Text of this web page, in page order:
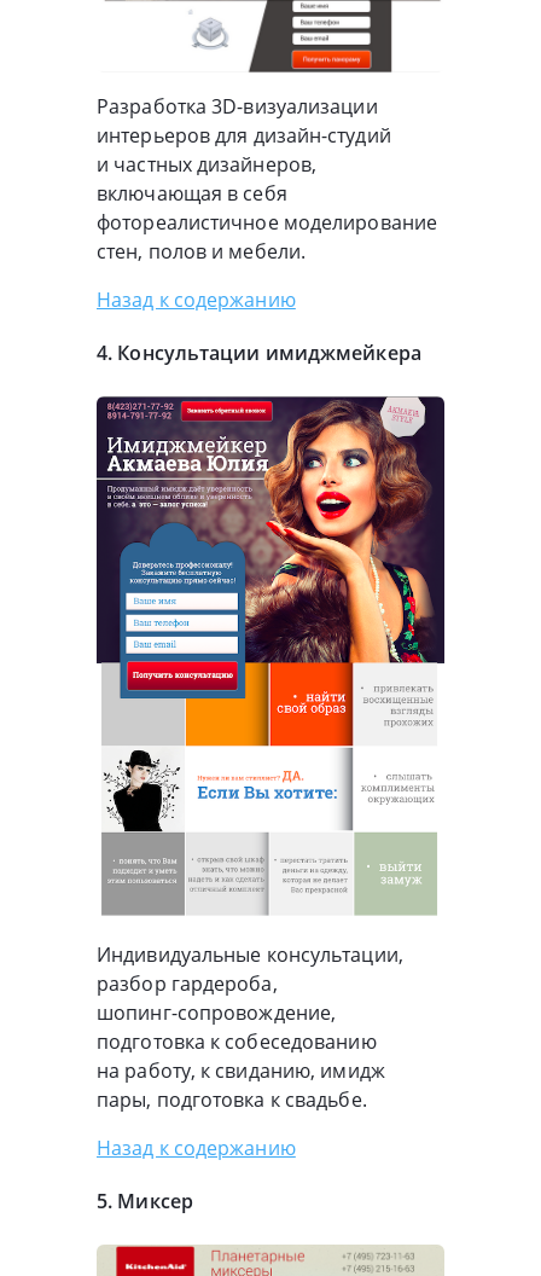
Разработка3D-визуализации
интерьеров для дизайн-студий
и частных дизайнеров,
включающая в себя
фотореалистичное моделирование
стен, полов и мебели.
Назад к содержанию
4. Консультации имиджмейкера
Индивидуальные консультации,
разбор гардероба,
шопинг-сопровождение,
подготовка к собеседованию
на работу, к свиданию, имидж
пары, подготовка к свадьбе.
Назад к содержанию
5. Миксер